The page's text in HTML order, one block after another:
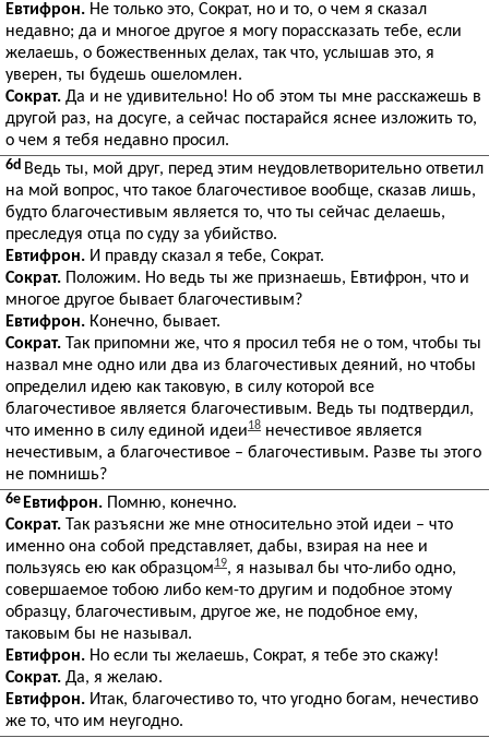
Евтифрон. Не только это, Сократ, но и то, о чем я сказал
недавно; да и многое другое я могу порассказать тебе, если
желаешь, о божественных делах, так что, услышав это, я
уверен, ты будешь ошеломлен.
Сократ. Да и не удивительно! Но об этом ты мне расскажешь в
другой раз, на досуге, а сейчас постарайся яснее изложить то,
о чем я тебя недавно просил.
6d Ведь ты, мой друг, перед этим неудовлетворительно ответил
на мой вопрос, что такое благочестивое вообще, сказав лишь,
будто благочестивым является то, что ты сейчас делаешь,
преследуя отца по суду за убийство.
Евтифрон. И правду сказал я тебе, Сократ.
Сократ. Положим. Но ведь ты же признаешь, Евтифрон, что и
многое другое бывает благочестивым?
Евтифрон. Конечно, бывает.
Сократ. Так припомни же, что я просил тебя не о том, чтобы ты
назвал мне одно или два из благочестивых деяний, но чтобы
определил идею как таковую, в силу которой все
благочестивое является благочестивым. Ведь ты подтвердил,
что именно в силу единой идеи18 нечестивое является
нечестивым, а благочестивое – благочестивым. Разве ты этого
не помнишь?
6e Евтифрон. Помню, конечно.
Сократ. Так разъясни же мне относительно этой идеи – что
именно она собой представляет, дабы, взирая на нее и
пользуясь ею как образцом19, я называл бы что-либо одно,
совершаемое тобою либо кем-то другим и подобное этому
образцу, благочестивым, другое же, не подобное ему,
таковым бы не называл.
Евтифрон. Но если ты желаешь, Сократ, я тебе это скажу!
Сократ. Да, я желаю.
Евтифрон. Итак, благочестиво то, что угодно богам, нечестиво
же то, что им неугодно.